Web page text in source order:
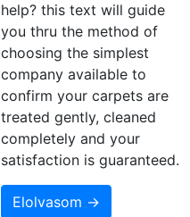
help? this text will guide
you thru the method of
choosing the simplest
company available to
confirm your carpets are
treated gently, cleaned
completely and your
satisfaction is guaranteed.
Elolvasom →